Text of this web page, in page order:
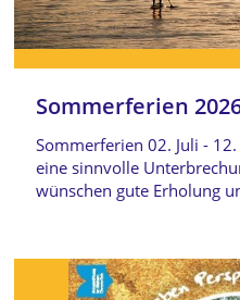
Sommerferien
Sommerferien 02. Juli -
eine sinnvolle
wünschen gute Erholung